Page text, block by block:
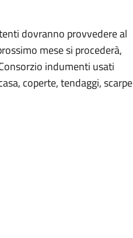
dovranno provvedere al
mese si procederà,
indumenti usati
coperte, tendaggi, scarpe